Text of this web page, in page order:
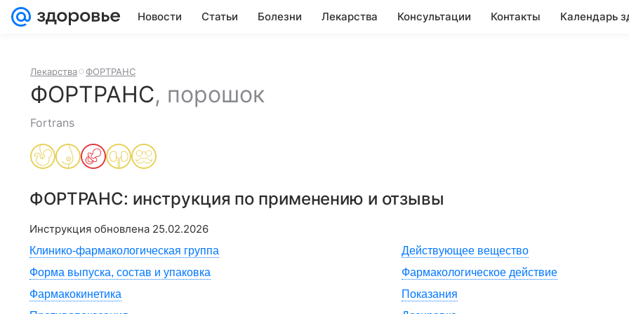
Новости Статьи Болезни Лекарства Консультации Контакты Календарь
Лекарства ФОРТРАНС
ФОРТРАНС, порошок
Fortrans
ФОРТРАНС: инструкция по применению и отзывы
Инструкция обновлена 25.02.2026
Клинико-фармакологическая группа
Действующее вещество
Форма выпуска, состав и упаковка
Фармакологическое действие
Фармакокинетика
Показания